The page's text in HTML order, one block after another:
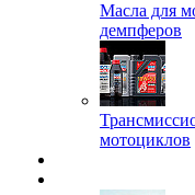
Масла для
демпферов
мотоциклов